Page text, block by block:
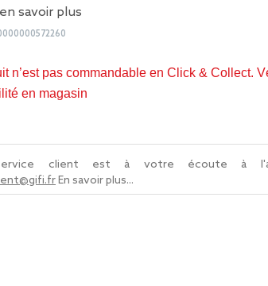
en savoir plus
n’est pas commandable en Click & Collect.
en magasin
client est à votre écoute à
En savoir plus...